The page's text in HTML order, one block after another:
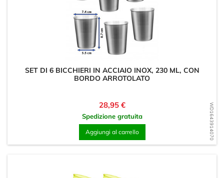
WD1643914070
SET DI 6 BICCHIERI IN ACCIAIO INOX, 230 ML, CON
BORDO ARROTOLATO
Prezzo
28,95 €
Spedizione gratuita
Aggiungi al carrello